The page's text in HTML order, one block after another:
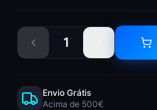
1
Envio Grátis
Acima de 500€